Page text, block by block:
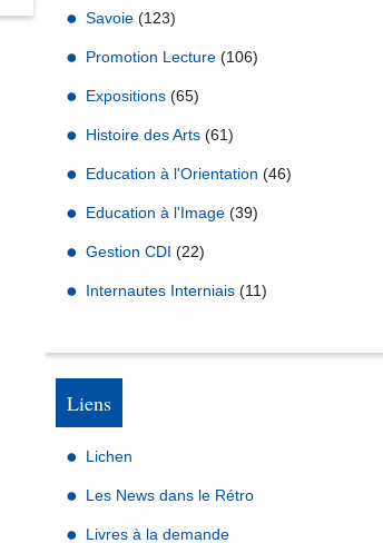
Savoie (123)
Promotion Lecture (106)
Expositions (65)
Histoire des Arts (61)
Education à l'Orientation (46)
Education à l'Image (39)
Gestion CDI (22)
Internautes Interniais (11)
Liens
Lichen
Les News dans le Rétro
Livres à la demande